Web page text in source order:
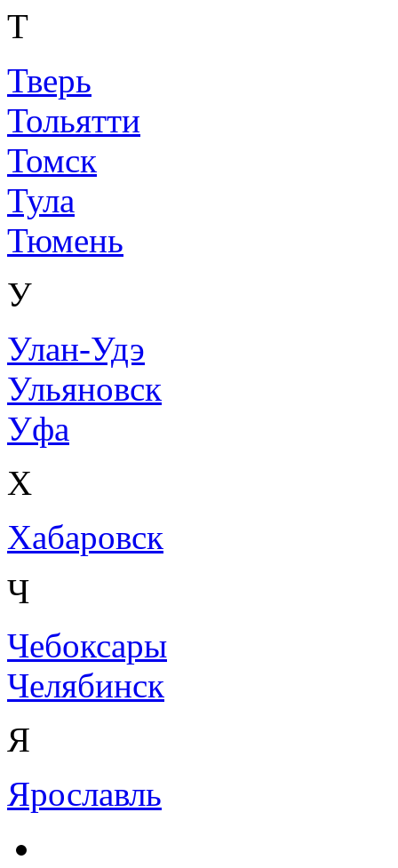
Т
Тверь
Тольятти
Томск
Тула
Тюмень
У
Улан-Удэ
Ульяновск
Уфа
Х
Хабаровск
Ч
Чебоксары
Челябинск
Я
Ярославль